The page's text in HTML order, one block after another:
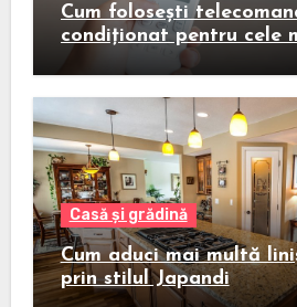
Cum folosești
condiționat pentru cele
Casă și grădină
Cum aduci mai multă
prin stilul Japandi